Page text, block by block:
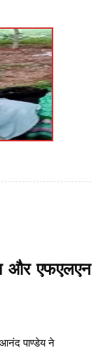
और एफएलएन
पाण्डेय ने